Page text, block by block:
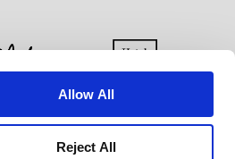
Allow All
Reject All